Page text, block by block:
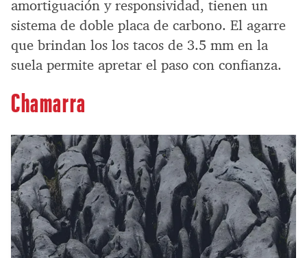
amortiguación y responsividad, tienen un
sistema de doble placa de carbono. El agarre
que brindan los los tacos de 3.5 mm en la
suela permite apretar el paso con confianza.
Chamarra